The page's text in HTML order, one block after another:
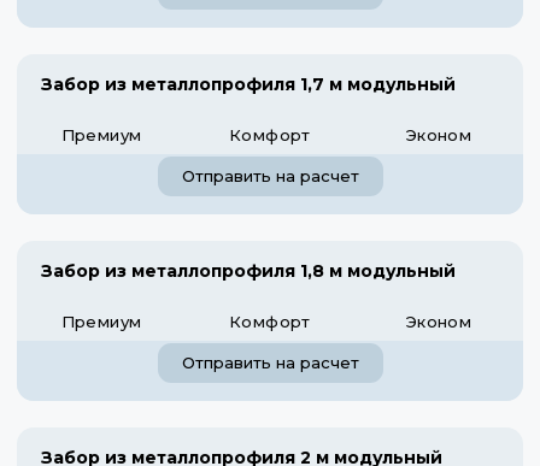
Забор из металлопрофиля 1,7 м модульный
Премиум Комфорт Эконом
Отправить на расчет
Забор из металлопрофиля 1,8 м модульный
Премиум Комфорт Эконом
Отправить на расчет
Забор из металлопрофиля 2 м модульный